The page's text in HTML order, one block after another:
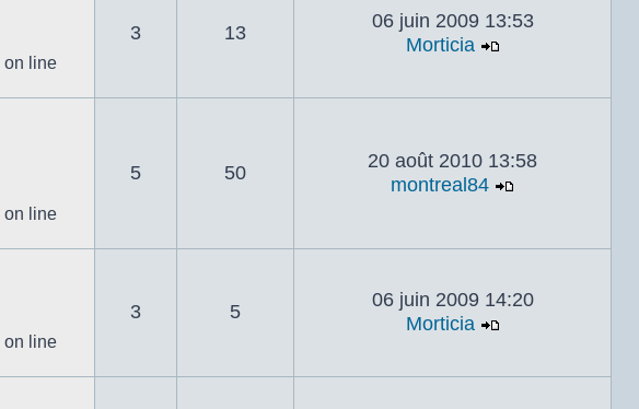
on line
3 13
06 juin 2009 13:53
Morticia
on line
5 50
20 août 2010 13:58
montreal84
on line
3 5
06 juin 2009 14:20
Morticia